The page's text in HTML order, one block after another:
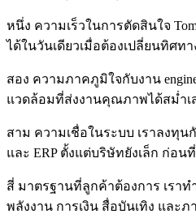
หนึ่ง ความเร็วในการตัดสินใจ
ได้ในวันเดียวเมื่อต้องเปลี่ยนทิศทา
สอง ความภาคภูมิใจกับงาน
แวดล้อมที่ส่งงานคุณภาพได้สม่ำเ
สาม ความเชื่อในระบบ เราลงทุนกั
และ ERP ตั้งแต่บริษัทยังเล็ก ก่อน
สี่ มาตรฐานที่ลูกค้าต้องการ เรา
พลังงาน การเงิน สื่อบันเทิง และ